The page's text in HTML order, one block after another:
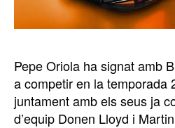
Pepe Oriola ha signat amb
a competir en la temporada
juntament amb els seus ja
d’equip Donen Lloyd i